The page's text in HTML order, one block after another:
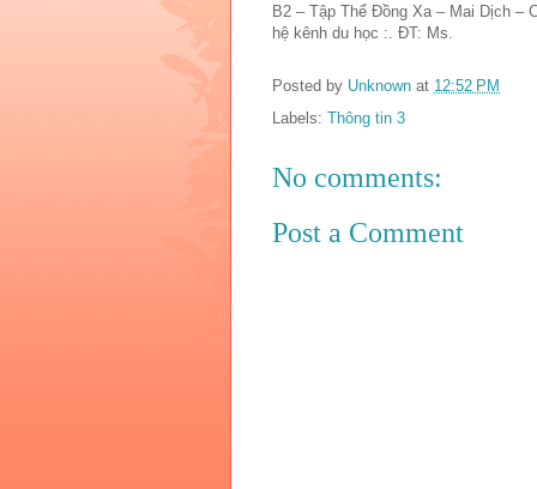
B2 – Tập Thể Đồng Xa – Mai Dịch –
hệ kênh du học :. ĐT: Ms.
Posted by Unknown at 12:52 PM
Labels: Thông tin 3
No comments:
Post a Comment